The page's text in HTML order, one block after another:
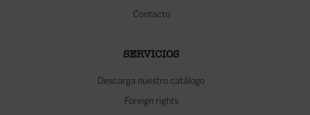
Contacto
SERVICIOS
Descarga nuestro catálogo
Foreign rights